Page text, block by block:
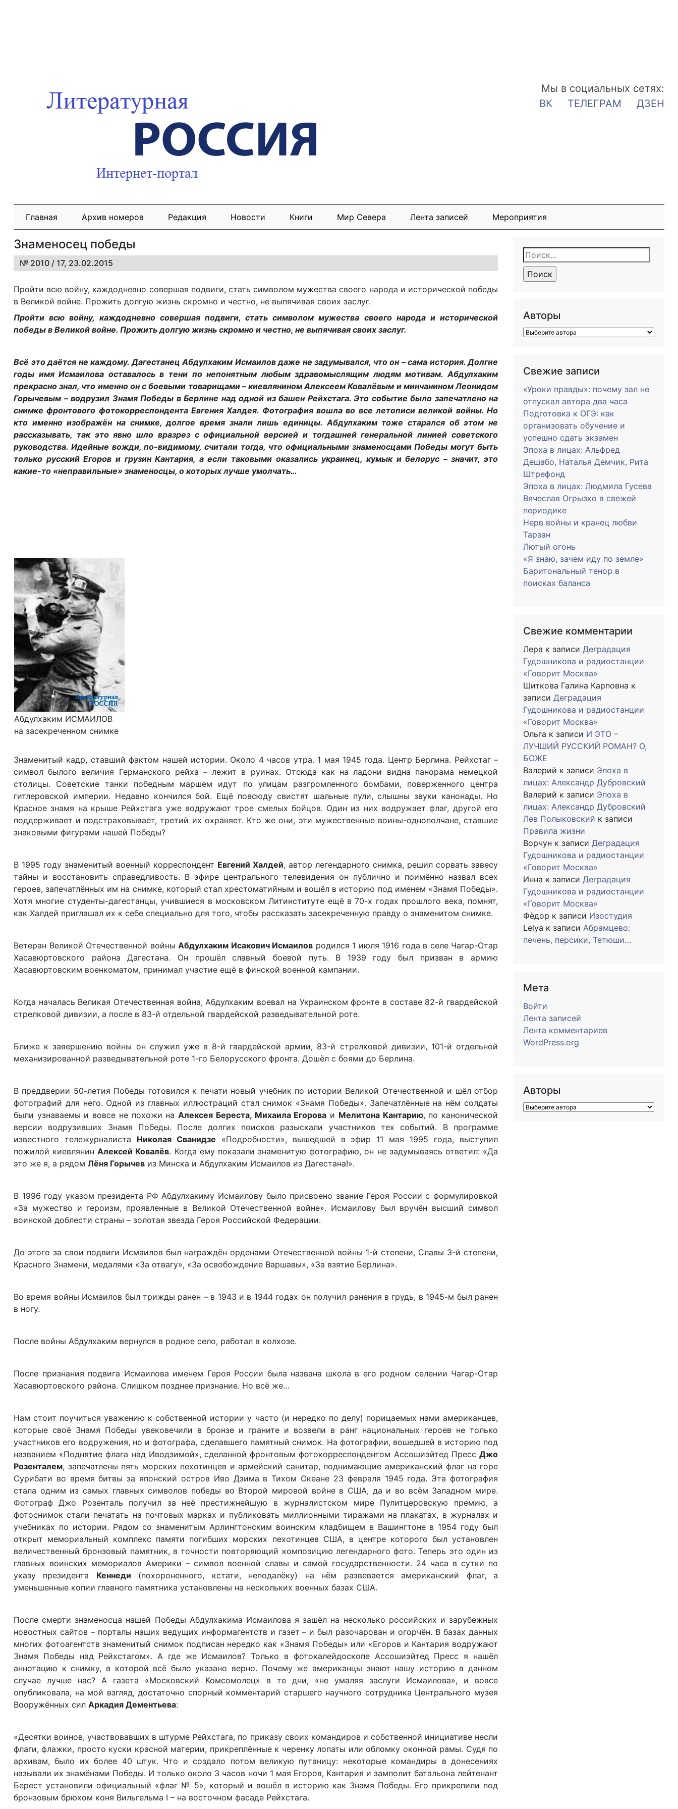
Мы в социальных сетях:
ВК
ТЕЛЕГРАМ ДЗЕН
Главная Архив номеров Редакция Новости Книги Мир Севера Лента записей Мероприятия
Знаменосец победы
№ 2010 / 17, 23.02.2015
Пройти всю войну, каждодневно совершая подвиги, стать символом мужества своего народа и исторической победы
в Великой войне. Прожить долгую жизнь скромно и честно, не выпячивая своих заслуг.
Пройти всю войну, каждодневно совершая подвиги, стать символом мужества своего народа и исторической
победы в Великой войне. Прожить долгую жизнь скромно и честно, не выпячивая своих заслуг.
Всё это даётся не каждому. Дагестанец Абдулхаким Исмаилов даже не задумывался, что он – сама история. Долгие
годы имя Исмаилова оставалось в тени по непонятным любым здравомыслящим людям мотивам. Абдулхаким
прекрасно знал, что именно он с боевыми товарищами – киевлянином Алексеем Ковалёвым и минчанином Леонидом
Горычевым – водрузил Знамя Победы в Берлине над одной из башен Рейхстага. Это событие было запечатлено на
снимке фронтового фотокорреспондента Евгения Халдея. Фотография вошла во все летописи великой войны. Но
кто именно изображён на снимке, долгое время знали лишь единицы. Абдулхаким тоже старался об этом не
рассказывать, так это явно шло вразрез с официальной версией и тогдашней генеральной линией советского
руководства. Идейные вожди, по-видимому, считали тогда, что официальными знаменосцами Победы могут быть
только русский Егоров и грузин Кантария, а если таковыми оказались украинец, кумык и белорус – значит, это
какие-то «неправильные» знаменосцы, о которых лучше умолчать…
Абдулхаким ИСМАИЛОВ
на засекреченном снимке
Знаменитый кадр, ставший фактом нашей истории. Около 4 часов утра. 1 мая 1945 года. Центр Берлина. Рейхстаг –
символ былого величия Германского рейха – лежит в руинах. Отсюда как на ладони видна панорама немецкой
столицы. Советские танки победным маршем идут по улицам разгромленного бомбами, поверженного центра
гитлеровской империи. Недавно кончился бой. Ещё повсюду свистят шальные пули, слышны звуки канонады. Но
Красное знамя на крыше Рейхстага уже водружают трое смелых бойцов. Один из них водружает флаг, другой его
поддерживает и подстраховывает, третий их охраняет. Кто же они, эти мужественные воины-однополчане, ставшие
знаковыми фигурами нашей Победы?
В 1995 году знаменитый военный корреспондент Евгений Халдей, автор легендарного снимка, решил сорвать завесу
тайны и восстановить справедливость. В эфире центрального телевидения он публично и поимённо назвал всех
героев, запечатлённых им на снимке, который стал хрестоматийным и вошёл в историю под именем «Знамя Победы».
Хотя многие студенты-дагестанцы, учившиеся в московском Литинституте ещё в 70-х годах прошлого века, помнят,
как Халдей приглашал их к себе специально для того, чтобы рассказать засекреченную правду о знаменитом снимке.
Ветеран Великой Отечественной войны Абдулхаким Исакович Исмаилов родился 1 июля 1916 года в селе Чагар-Отар
Хасавюртовского района Дагестана. Он прошёл славный боевой путь. В 1939 году был призван в армию
Хасавюртовским военкоматом, принимал участие ещё в финской военной кампании.
Когда началась Великая Отечественная война, Абдулхаким воевал на Украинском фронте в составе 82-й гвардейской
стрелковой дивизии, а после в 83-й отдельной гвардейской разведывательной роте.
Ближе к завершению войны он служил уже в 8-й гвардейской армии, 83-й стрелковой дивизии, 101-й отдельной
механизированной разведывательной роте 1-го Белорусского фронта. Дошёл с боями до Берлина.
В преддверии 50-летия Победы готовился к печати новый учебник по истории Великой Отечественной и шёл отбор
фотографий для него. Одной из главных иллюстраций стал снимок «Знамя Победы». Запечатлённые на нём солдаты
были узнаваемы и вовсе не похожи наАлексея Береста, Михаила Егорова и Мелитона Кантарию, по канонической
версии водрузивших Знамя Победы. После долгих поисков разыскали участников тех событий. В программе
известного тележурналиста Николая Сванидзе «Подробности», вышедшей в эфир 11 мая 1995 года, выступил
пожилой киевлянинАлексей Ковалёв. Когда ему показали знаменитую фотографию, он не задумываясь ответил: «Да
это же я, а рядом Лёня Горычев из Минска и Абдулхаким Исмаилов из Дагестана!».
В 1996 году указом президента РФ Абдулхакиму Исмаилову было присвоено звание Героя России с формулировкой
«За мужество и героизм, проявленные в Великой Отечественной войне». Исмаилову был вручён высший символ
воинской доблести страны – золотая звезда Героя Российской Федерации.
До этого за свои подвиги Исмаилов был награждён орденами Отечественной войны 1-й степени, Славы 3-й степени,
Красного Знамени, медалями «За отвагу», «За освобождение Варшавы», «За взятие Берлина».
Во время войны Исмаилов был трижды ранен – в 1943 и в 1944 годах он получил ранения в грудь, в 1945-м был ранен
в ногу.
После войны Абдулхаким вернулся в родное село, работал в колхозе.
После признания подвига Исмаилова именем Героя России была названа школа в его родном селении Чагар-Отар
Хасавюртовского района. Слишком позднее признание. Но всё же…
Нам стоит поучиться уважению к собственной истории у часто (и нередко по делу) порицаемых нами американцев,
которые своё Знамя Победы увековечили в бронзе и граните и возвели в ранг национальных героев не только
участников его водружения, но и фотографа, сделавшего памятный снимок. На фотографии, вошедшей в историю под
названием «Поднятие флага над Иводзимой», сделанной фронтовым фотокорреспондентом Ассошиэйтед Пресс Джо
Розенталем, запечатлены пять морских пехотинцев и армейский санитар, поднимающие американский флаг на горе
Сурибати во время битвы за японский остров Иво Дзима в Тихом Океане 23 февраля 1945 года. Эта фотография
стала одним из самых главных символов победы во Второй мировой войне в США, да и во всём Западном мире.
Фотограф Джо Розенталь получил за неё престижнейшую в журналистском мире Пулитцеровскую премию, а
фотоснимок стали печатать на почтовых марках и публиковать миллионными тиражами на плакатах, в журналах и
учебниках по истории. Рядом со знаменитым Арлингтонским воинским кладбищем в Вашингтоне в 1954 году был
открыт мемориальный комплекс памяти погибших морских пехотинцев США, в центре которого был установлен
величественный бронзовый памятник, в точности повторяющий композицию легендарного фото. Теперь это один из
главных воинских мемориалов Америки – символ военной славы и самой государственности. 24 часа в сутки по
указу президента Кеннеди (похороненного, кстати, неподалёку) на нём развевается американский флаг, а
уменьшенные копии главного памятника установлены на нескольких военных базах США.
После смерти знаменосца нашей Победы Абдулхакима Исмаилова я зашёл на несколько российских и зарубежных
новостных сайтов – порталы наших ведущих информагентств и газет – и был разочарован и огорчён. В базах данных
многих фотоагентств знаменитый снимок подписан нередко как «Знамя Победы» или «Егоров и Кантария водружают
Знамя Победы над Рейхстагом». А где же Исмаилов? Только в фотокалейдоскопе Ассошиэйтед Пресс я нашёл
аннотацию к снимку, в которой всё было указано верно. Почему же американцы знают нашу историю в данном
случае лучше нас? А газета «Московский Комсомолец» в те дни, «не умаляя заслуги Исмаилова», и вовсе
опубликовала, на мой взгляд, достаточно спорный комментарий старшего научного сотрудника Центрального музея
Вооружённых сил Аркадия Дементьева:
«Десятки воинов, участвовавших в штурме Рейхстага, по приказу своих командиров и собственной инициативе несли
флаги, флажки, просто куски красной материи, прикреплённые к черенку лопаты или обломку оконной рамы. Судя по
архивам, было их более 40 штук. Что и создало потом великую путаницу: некоторые командиры в донесениях
называли их знамёнами Победы. И только около 3 часов ночи 1 мая Егоров, Кантария и замполит батальона лейтенант
Берест установили официальный «флаг № 5», который и вошёл в историю как Знамя Победы. Его прикрепили под
бронзовым брюхом коня Вильгельма I – на восточном фасаде Рейхстага.
Найти:
Авторы
Свежие записи
«Уроки правды»: почему зал не
отпускал автора два часа
Подготовка к ОГЭ: как
организовать обучение и
успешно сдать экзамен
Эпоха в лицах: Альфред
Дешабо, Наталья Демчик, Рита
Штрефонд
Эпоха в лицах: Людмила Гусева
Вячеслав Огрызко в свежей
периодике
Нерв войны и кранец любви
Тарзан
Лютый огонь
«Я знаю, зачем иду по земле»
Баритональный тенор в
поисках баланса
Свежие комментарии
Лера к записи Деградация
Гудошникова и радиостанции
«Говорит Москва»
Шиткова Галина Карповна к
записи Деградация
Гудошникова и радиостанции
«Говорит Москва»
Ольга к записи И ЭТО –
ЛУЧШИЙ РУССКИЙ РОМАН? О,
БОЖЕ
Валерий к записи Эпоха в
лицах: Александр Дубровский
Валерий к записи Эпоха в
лицах: Александр Дубровский
Лев Полыковский к записи
Правила жизни
Ворчун к записи Деградация
Гудошникова и радиостанции
«Говорит Москва»
Инна к записи Деградация
Гудошникова и радиостанции
«Говорит Москва»
Фёдор к записи Изостудия
Lelya к записи Абрамцево:
печень, персики, Тетюши…
Мета
Войти
Лента записей
Лента комментариев
WordPress.org
Авторы